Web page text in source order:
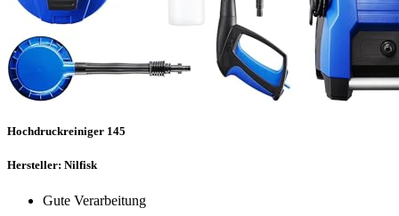
Hochdruckreiniger 145
Hersteller: Nilfisk
Gute Verarbeitung